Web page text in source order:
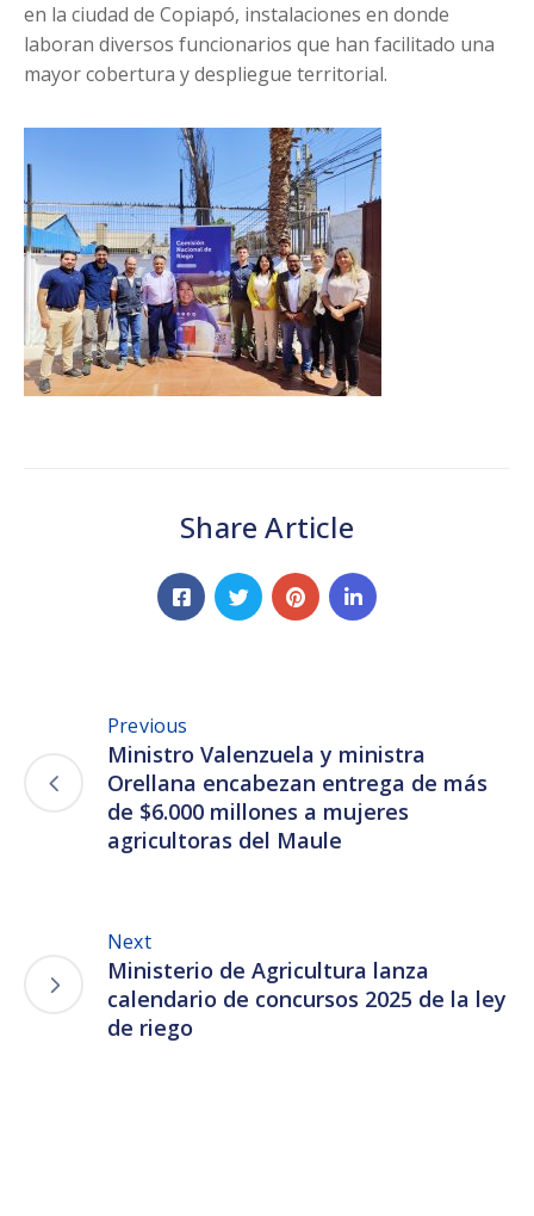
en la ciudad de Copiapó, instalaciones en donde
laboran diversos funcionarios que han facilitado una
mayor cobertura y despliegue territorial.
Share Article
Previous
Ministro Valenzuela y ministra
Orellana encabezan entrega de más
de $6.000 millones a mujeres
agricultoras del Maule
Next
Ministerio de Agricultura lanza
calendario de concursos 2025 de la ley
de riego